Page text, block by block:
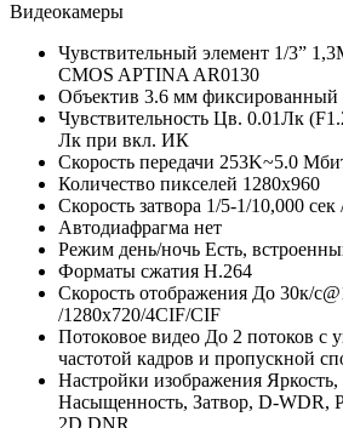
Видеокамеры
Чувствительный элемент 1/3”
CMOS APTINA AR0130
Объектив 3.6 мм фиксированный
Чувствительность Цв. 0.01Лк
Лк при вкл. ИК
Скорость передачи 253K~5.0
Количество пикселей 1280х960
Скорость затвора 1/5-1/10,000
Автодиафрагма нет
Режим день/ночь Есть,
Форматы сжатия H.264
Скорость отображения До 30к/
/1280х720/4CIF/CIF
Потоковое видео До 2 потоков с
частотой кадров и пропускной
Настройки изображения Яркость,
Насыщенность, Затвор, D-WDR,